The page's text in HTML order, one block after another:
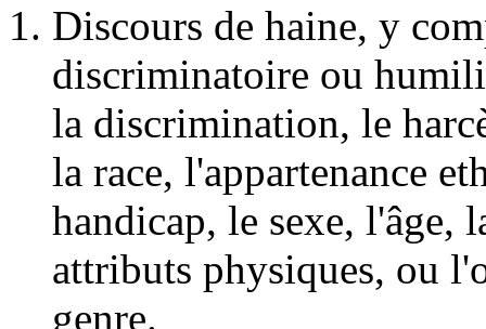
Discours de haine, y
discriminatoire ou
la discrimination, le
la race, l'appartenance
handicap, le sexe, l'âge,
attributs physiques, ou
genre.